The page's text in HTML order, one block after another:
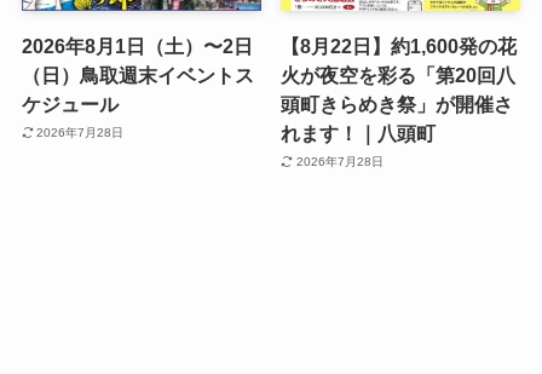
2026年8月1日（土）〜2日
（日）鳥取週末イベントス
ケジュール
2026年7月28日
【8月22日】約1,600発の花
火が夜空を彩る「第20回八
頭町きらめき祭」が開催さ
れます！｜八頭町
2026年7月28日